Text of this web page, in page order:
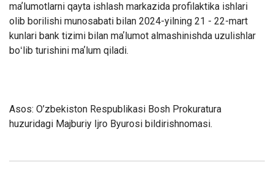
maʼlumotlarni qayta ishlash markazida profilaktika ishlari
olib borilishi munosabati bilan 2024-yilning 21 - 22-mart
kunlari bank tizimi bilan maʼlumot almashinishda uzulishlar
boʻlib turishini maʼlum qiladi.
Asos: O’zbekiston Respublikasi Bosh Prokuratura
huzuridagi Majburiy Ijro Byurosi bildirishnomasi.